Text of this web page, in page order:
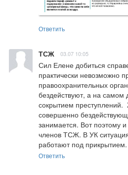
Ответить
ТСЖ 03.07 10:05
Сил Елене добиться
практически невозможно
правоохранительных
бездействуют, а на самом
сокрытием
совершенно
занимается. Вот поэтому
членов ТСЖ. В УК
работают под прикрытием.
Ответить